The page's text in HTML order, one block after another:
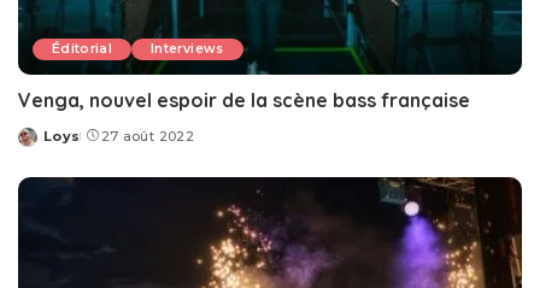
Éditorial Interviews
Venga, nouvel espoir de la scène bass française
Posted
Loys 27 août 2022